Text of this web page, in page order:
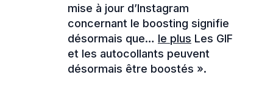
mise à jour d’Instagram
concernant le boosting signifie
désormais que… le plus Les GIF
et les autocollants peuvent
désormais être boostés ».